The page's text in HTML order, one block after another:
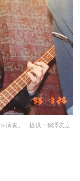
演奏。 提供：鶴澤友之